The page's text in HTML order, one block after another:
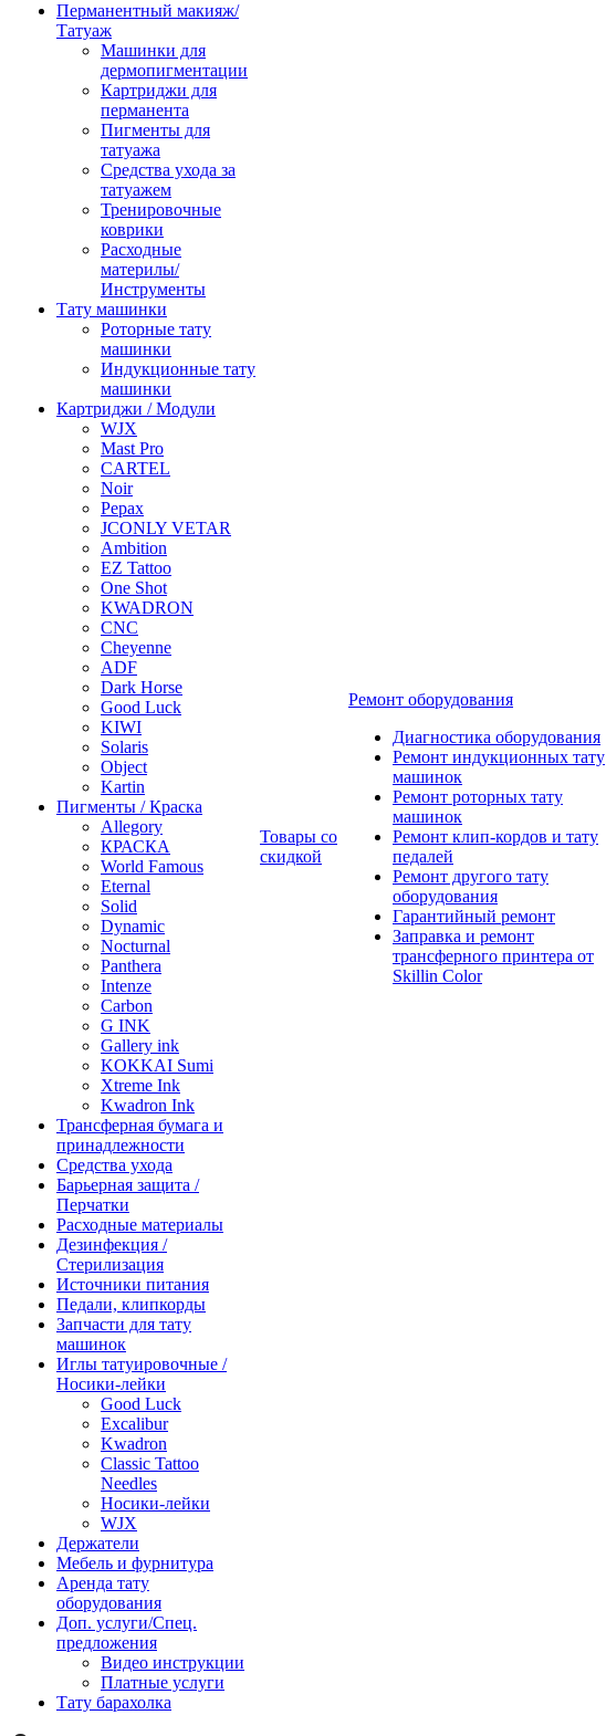
Перманентный макияж/
Татуаж
Машинки для
дермопигментации
Картриджи для
перманента
Пигменты для
татуажа
Средства ухода за
татуажем
Тренировочные
коврики
Расходные
материлы/
Инструменты
Тату машинки
Роторные тату
машинки
Индукционные тату
машинки
Картриджи / Модули
WJX
Mast Pro
CARTEL
Noir
Pepax
JCONLY VETAR
Ambition
EZ Tattoo
One Shot
KWADRON
CNC
Cheyenne
ADF
Dark Horse
Good Luck
KIWI
Solaris
Object
Kartin
Пигменты / Краска
Allegory
КРАСКА
World Famous
Eternal
Solid
Dynamic
Nocturnal
Panthera
Intenze
Carbon
G INK
Gallery ink
KOKKAI Sumi
Xtreme Ink
Kwadron Ink
Трансферная бумага и
принадлежности
Средства ухода
Барьерная защита /
Перчатки
Расходные материалы
Дезинфекция /
Стерилизация
Источники питания
Педали, клипкорды
Запчасти для тату
машинок
Иглы татуировочные /
Носики-лейки
Good Luck
Excalibur
Kwadron
Classic Tattoo
Needles
Носики-лейки
WJX
Держатели
Мебель и фурнитура
Аренда тату
оборудования
Доп. услуги/Спец.
предложения
Видео инструкции
Платные услуги
Тату барахолка
Товары со
скидкой
Ремонт оборудования
Диагностика оборудования
Ремонт индукционных тату
машинок
Ремонт роторных тату
машинок
Ремонт клип-кордов и тату
педалей
Ремонт другого тату
оборудования
Гарантийный ремонт
Заправка и ремонт
трансферного принтера от
Skillin Color